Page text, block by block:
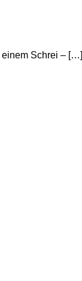
einem Schrei – […]